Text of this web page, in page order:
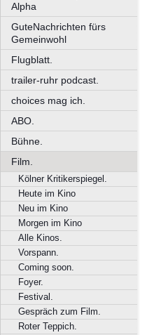
Alpha
GuteNachrichten fürs
Gemeinwohl
Flugblatt.
trailer-ruhr podcast.
choices mag ich.
ABO.
Bühne.
Film.
Kölner Kritikerspiegel.
Heute im Kino
Neu im Kino
Morgen im Kino
Alle Kinos.
Vorspann.
Coming soon.
Foyer.
Festival.
Gespräch zum Film.
Roter Teppich.